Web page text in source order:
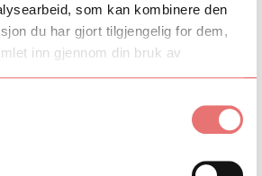
som kan kombinere den
du har gjort tilgjengelig for dem,
inn gjennom din bruk av
Nei